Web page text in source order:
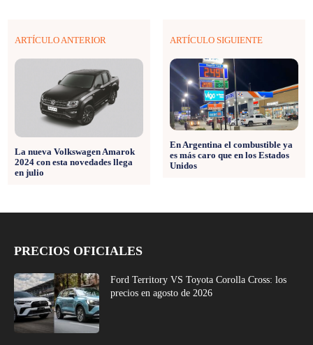
ARTÍCULO ANTERIOR
La nueva Volkswagen Amarok
2024 con esta novedades llega
en julio
ARTÍCULO SIGUIENTE
En Argentina el combustible ya
es más caro que en los Estados
Unidos
PRECIOS OFICIALES
Ford Territory VS Toyota Corolla Cross: los
precios en agosto de 2026